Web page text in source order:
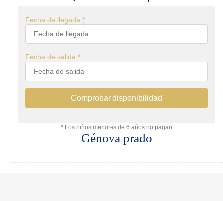
Fecha de llegada *
Fecha de salida *
* Los niños menores de 6 años no pagan
Génova prado